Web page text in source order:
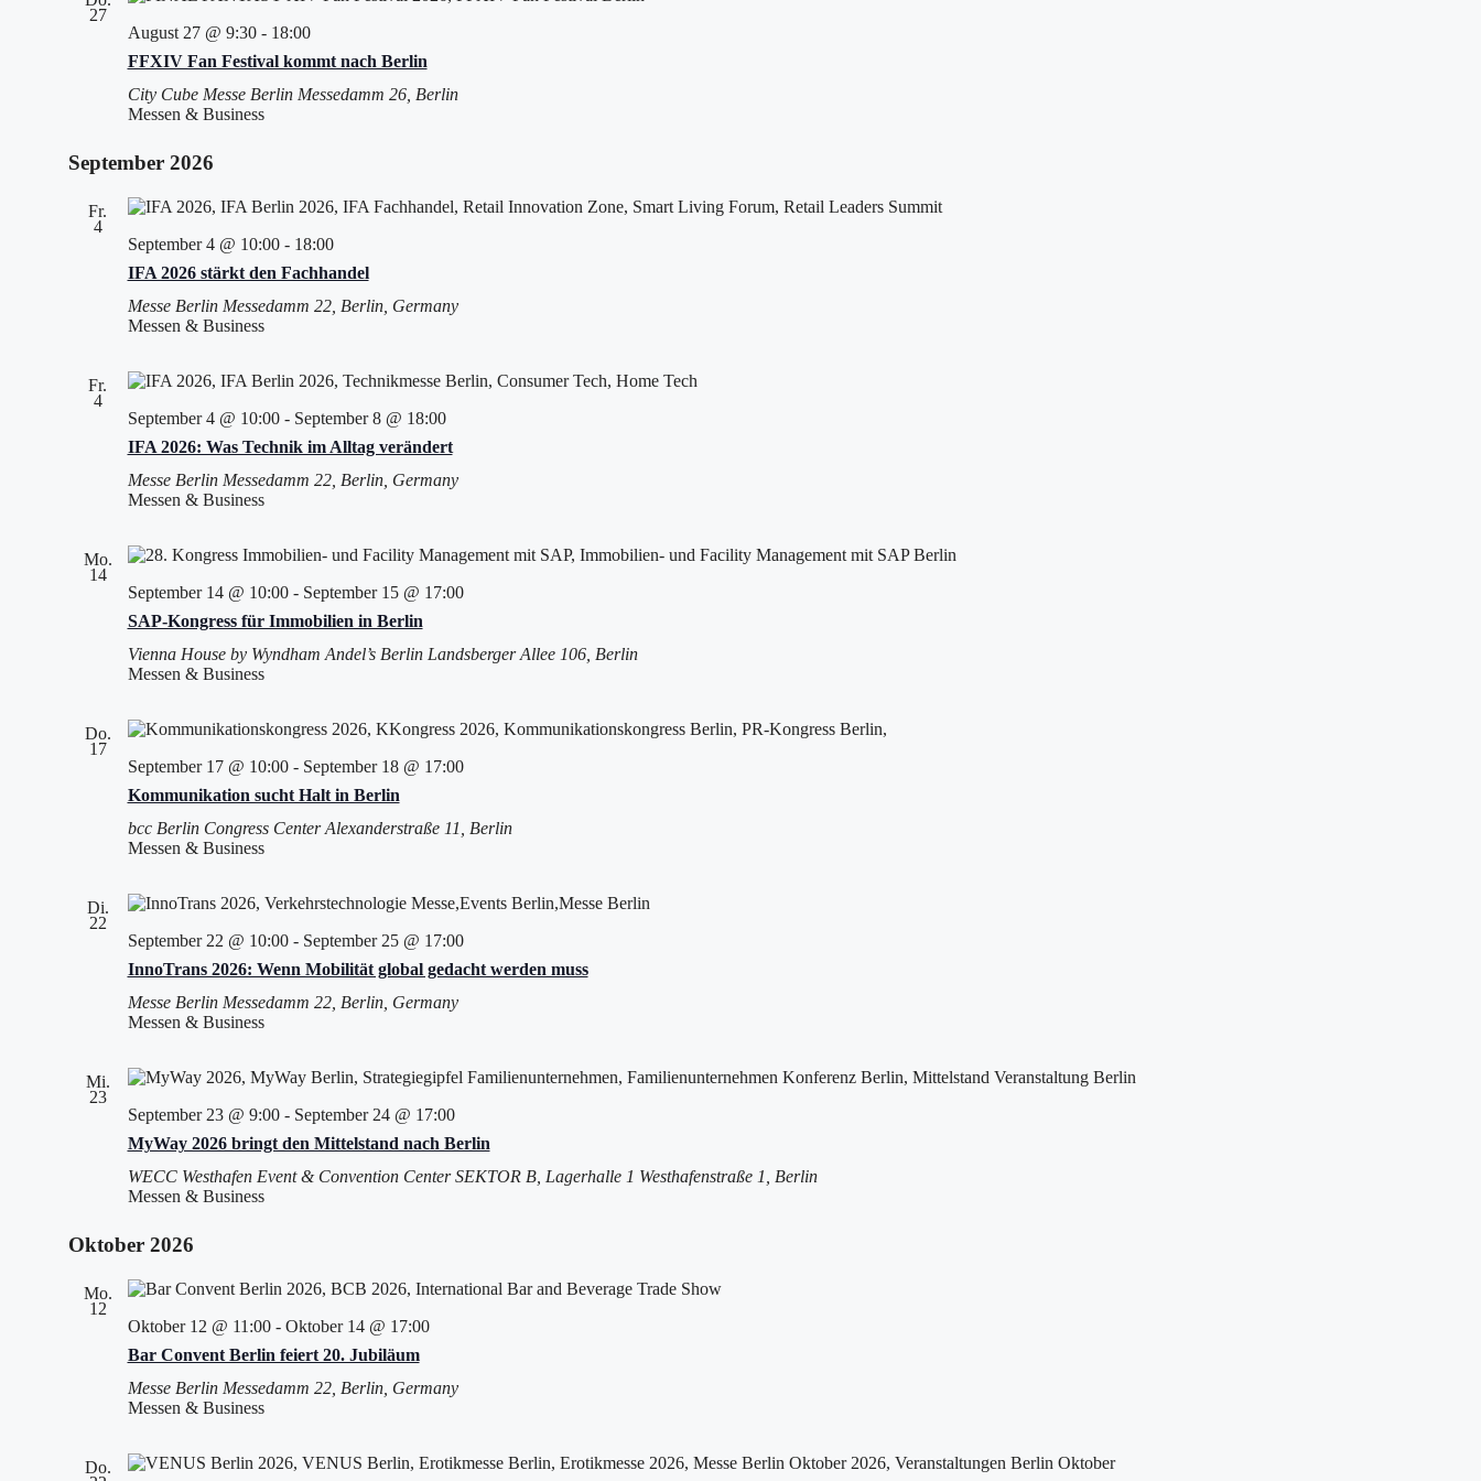
27
FFXIV Fan Festival kommt nach Berlin
August 27 @ 9:30- 18:00
City Cube Messe Berlin Messedamm 26, Berlin
Messen & Business
September 2026
Fr.
4
IFA 2026 stärkt den Fachhandel
September 4 @ 10:00- 18:00
Messe Berlin Messedamm 22, Berlin, Germany
Messen & Business
Fr.
4
IFA 2026: Was Technik im Alltag verändert
September 4 @ 10:00- September 8 @ 18:00
Messe Berlin Messedamm 22, Berlin, Germany
Messen & Business
Mo.
14
SAP-Kongress für Immobilien in Berlin
September 14 @ 10:00- September 15 @ 17:00
Vienna House by Wyndham Andel’s Berlin Landsberger Allee 106, Berlin
Messen & Business
Do.
17
Kommunikation sucht Halt in Berlin
September 17 @ 10:00- September 18 @ 17:00
bcc Berlin Congress CenterAlexanderstraße 11, Berlin
Messen & Business
Di.
22
InnoTrans 2026: Wenn Mobilität global gedacht werden muss
September 22 @ 10:00- September 25 @ 17:00
Messe Berlin Messedamm 22, Berlin, Germany
Messen & Business
Mi.
23
MyWay 2026 bringt den Mittelstand nach Berlin
September 23 @ 9:00- September 24 @ 17:00
WECC Westhafen Event & Convention CenterSEKTOR B, Lagerhalle 1 Westhafenstraße 1, Berlin
Messen & Business
Oktober 2026
Mo.
12
Bar Convent Berlin feiert 20. Jubiläum
Oktober 12 @ 11:00- Oktober 14 @ 17:00
Messe Berlin Messedamm 22, Berlin, Germany
Messen & Business
Do.